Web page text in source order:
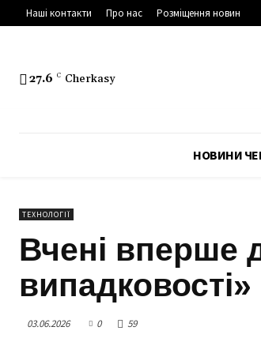
Наші контакти Про нас Розміщення новин
27.6 C Cherkasy
НОВИНИ
ТЕХНОЛОГІЇ
Вчені вперше
випадковості»
03.06.2026 0 59